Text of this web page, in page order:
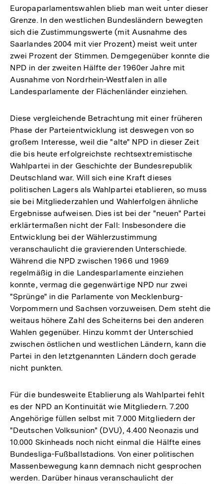
Europaparlamentswahlen blieb man weit unter dieser
Grenze. In den westlichen Bundesländern bewegten
sich die Zustimmungswerte (mit Ausnahme des
Saarlandes 2004 mit vier Prozent) meist weit unter
zwei Prozent der Stimmen. Demgegenüber konnte die
NPD in der zweiten Hälfte der 1960er Jahre mit
Ausnahme von Nordrhein-Westfalen in alle
Landesparlamente der Flächenländer einziehen.
Diese vergleichende Betrachtung mit einer früheren
Phase der Parteientwicklung ist deswegen von so
großem Interesse, weil die "alte" NPD in dieser Zeit
die bis heute erfolgreichste rechtsextremistische
Wahlpartei in der Geschichte der Bundesrepublik
Deutschland war. Will sich eine Kraft dieses
politischen Lagers als Wahlpartei etablieren, so muss
sie bei Mitgliederzahlen und Wahlerfolgen ähnliche
Ergebnisse aufweisen. Dies ist bei der "neuen" Partei
erklärtermaßen nicht der Fall: Insbesondere die
Entwicklung bei der Wählerzustimmung
veranschaulicht die gravierenden Unterschiede.
Während die NPD zwischen 1966 und 1969
regelmäßig in die Landesparlamente einziehen
konnte, vermag die gegenwärtige NPD nur zwei
"Sprünge" in die Parlamente von Mecklenburg-
Vorpommern und Sachsen vorzuweisen. Dem steht die
weitaus höhere Zahl des Scheiterns bei den anderen
Wahlen gegenüber. Hinzu kommt der Unterschied
zwischen östlichen und westlichen Ländern, kann die
Partei in den letztgenannten Ländern doch gerade
nicht punkten.
Für die bundesweite Etablierung als Wahlpartei fehlt
es der NPD an Kontinuität wie Mitgliedern. 7.200
Angehörige füllen selbst mit 7.000 Mitgliedern der
"Deutschen Volksunion" (DVU), 4.400 Neonazis und
10.000 Skinheads noch nicht einmal die Hälfte eines
Bundesliga-Fußballstadions. Von einer politischen
Massenbewegung kann demnach nicht gesprochen
werden. Darüber hinaus veranschaulicht der